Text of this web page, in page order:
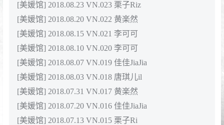
[美媛馆] 2018.08.23 VN.023 栗子Riz
[美媛馆] 2018.08.20 VN.022 黄楽然
[美媛馆] 2018.08.15 VN.021 李可可
[美媛馆] 2018.08.10 VN.020 李可可
[美媛馆] 2018.08.07 VN.019 佳佳JiaJia
[美媛馆] 2018.08.03 VN.018 唐琪儿il
[美媛馆] 2018.07.31 VN.017 黄楽然
[美媛馆] 2018.07.20 VN.016 佳佳JiaJia
[美媛馆] 2018.07.13 VN.015 栗子Ri